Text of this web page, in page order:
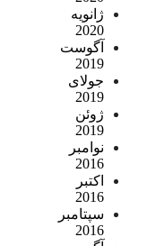
ژانویه
2020
آگوست
2019
جولای
2019
ژوئن
2019
نوامبر
2016
اکتبر
2016
سپتامبر
2016